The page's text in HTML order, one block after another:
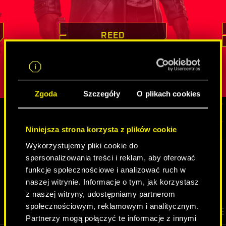
Zgoda Szczegóły O plikach cookies
Niniejsza strona korzysta z plików cookie
Wykorzystujemy pliki cookie do
spersonalizowania treści i reklam, aby oferować
funkcje społecznościowe i analizować ruch w
naszej witrynie. Informacje o tym, jak korzystasz
z naszej witryny, udostępniamy partnerom
społecznościowym, reklamowym i analitycznym.
Partnerzy mogą połączyć te informacje z innymi
jej
atut,
w jej
dowodził swoich mistrzowskich
umiejętności, podejmując się misji z
pozoru niemożliwych. Pozyskiwanie
cennych informacji czy infiltracja
strzeżonych celów to dla niego chleb
powszechny. Reed jest przy tym kimś
obdarzonym głębokim poczuciem
obowiązku, a u osób, z którymi
współpracuje, najwyżej ceni sobie
REED
który
innych
jest
spędziła
cechy
MEDIA
CYBERPUNK 2077
WIDEO SCREENSHOTY GRAFIKI KONCEPCYJNE